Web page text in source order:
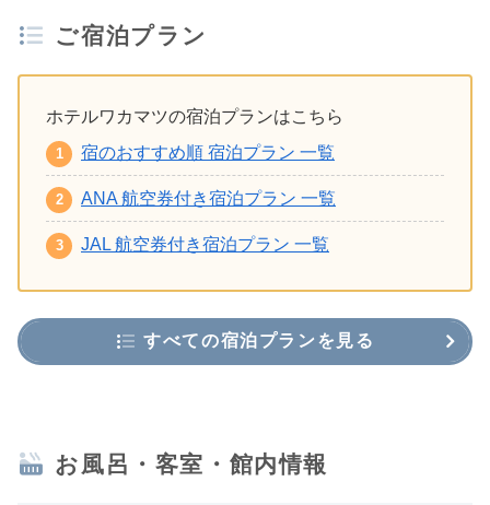
ご宿泊プラン
ホテルワカマツの宿泊プランはこちら
宿のおすすめ順 宿泊プラン 一覧
ANA 航空券付き宿泊プラン 一覧
JAL 航空券付き宿泊プラン 一覧
すべての宿泊プランを見る
お風呂・客室・館内情報